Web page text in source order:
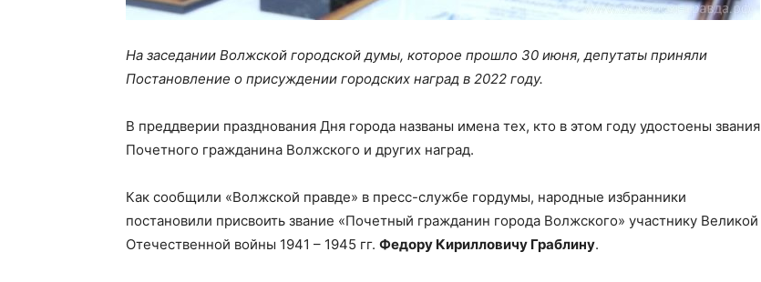
На заседании Волжской городской думы, которое прошло 30 июня, депутаты приняли
Постановление о присуждении городских наград в 2022 году.
В преддверии празднования Дня города названы имена тех, кто в этом году удостоены звания
Почетного гражданина Волжского и других наград.
Как сообщили «Волжской правде» в пресс-службе гордумы, народные избранники
постановили присвоить звание «Почетный гражданин города Волжского» участнику Великой
Отечественной войны 1941 – 1945 гг. Федору Кирилловичу Граблину.